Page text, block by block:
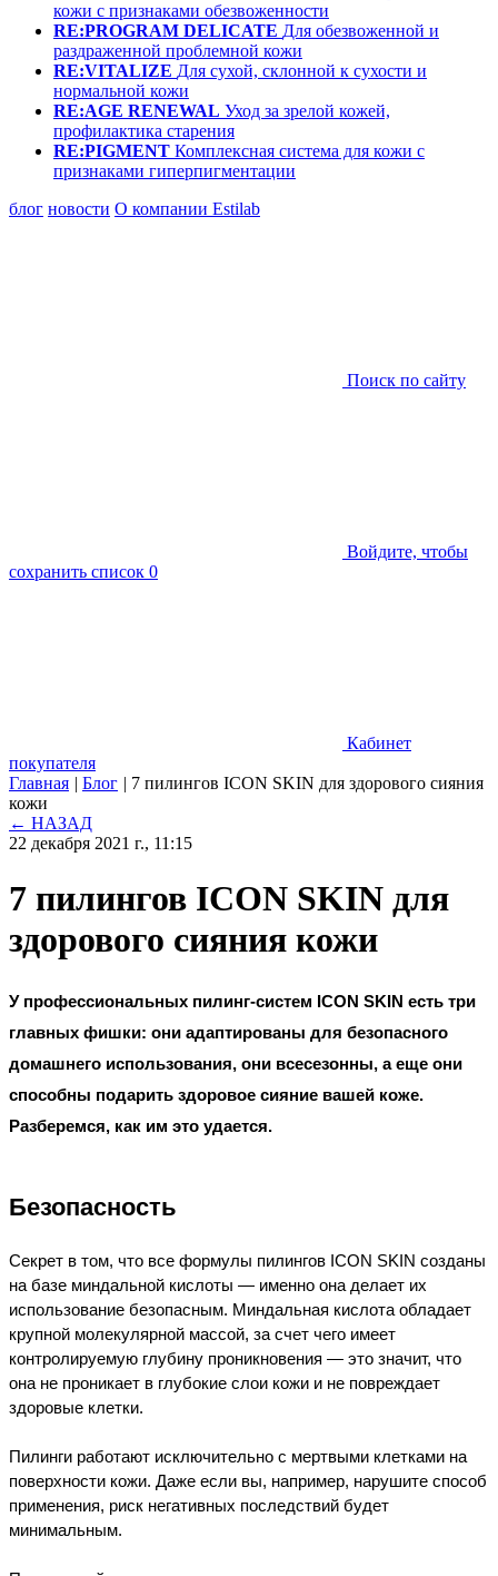
кожи с признаками обезвоженности
RE:PROGRAM DELICATE Для обезвоженной и
раздраженной проблемной кожи
RE:VITALIZE Для сухой, склонной к сухости и
нормальной кожи
RE:AGE RENEWAL Уход за зрелой кожей,
профилактика старения
RE:PIGMENT Комплексная система для кожи с
признаками гиперпигментации
блог новости О компании Estilab
Поиск по сайту
Войдите, чтобы
сохранить список 0
Кабинет
покупателя
Главная | Блог | 7 пилингов ICON SKIN для здорового сияния
кожи
← НАЗАД
22 декабря 2021 г., 11:15
7 пилингов ICON SKIN для
здорового сияния кожи
У профессиональных пилинг-систем ICON SKIN есть три
главных фишки: они адаптированы для безопасного
домашнего использования, они всесезонны, а еще они
способны подарить здоровое сияние вашей коже.
Разберемся, как им это удается.
Безопасность
Секрет в том, что все формулы пилингов ICON SKIN созданы
на базе миндальной кислоты — именно она делает их
использование безопасным. Миндальная кислота обладает
крупной молекулярной массой, за счет чего имеет
контролируемую глубину проникновения — это значит, что
она не проникает в глубокие слои кожи и не повреждает
здоровые клетки.
Пилинги работают исключительно с мертвыми клетками на
поверхности кожи. Даже если вы, например, нарушите способ
применения, риск негативных последствий будет
минимальным.